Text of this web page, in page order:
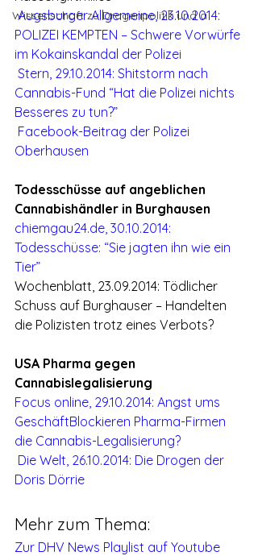
Wissenschaft zu Drogenpolitik und a
Augsburger Allgemeine, 23.10.2014:
POLIZEI KEMPTEN – Schwere Vorwürfe
im Kokainskandal der Polizei
Stern, 29.10.2014: Shitstorm nach
Cannabis-Fund “Hat die Polizei nichts
Besseres zu tun?”
Facebook-Beitrag der Polizei
Oberhausen
Todesschüsse auf angeblichen
Cannabishändler in Burghausen
chiemgau24.de, 30.10.2014:
Todesschüsse: “Sie jagten ihn wie ein
Tier”
Wochenblatt, 23.09.2014: Tödlicher
Schuss auf Burghauser – Handelten
die Polizisten trotz eines Verbots?
USA Pharma gegen
Cannabislegalisierung
Focus online, 29.10.2014: Angst ums
GeschäftBlockieren Pharma-Firmen
die Cannabis-Legalisierung?
Die Welt, 26.10.2014: Die Drogen der
Doris Dörrie
Mehr zum Thema:
Zur DHV News Playlist auf Youtube